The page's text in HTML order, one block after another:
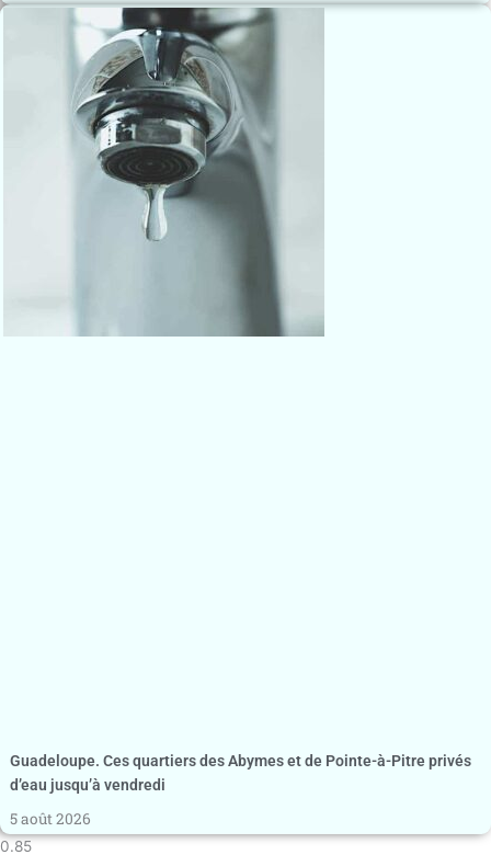
Guadeloupe. Ces quartiers des Abymes et de Pointe-à-Pitre privés
d’eau jusqu’à vendredi
5 août 2026